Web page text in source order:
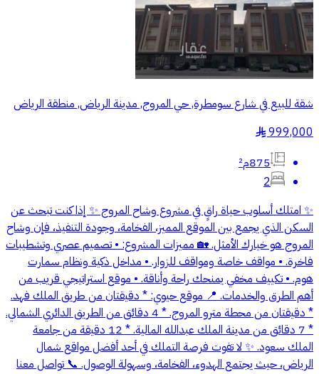
شقة للبيع في شارع سومطرة, حي المروج, مدينة الرياض, منطقة الرياض
999,000
§
875م²
2
✨ امتلك أسلوب حياة راقٍ في مشروع وشاح المروج ✨ إذا كنت تبحث عن
السكن الذي يجمع بين الموقع المميز، الفخامة، وجودة التنفيذ، فإن وشاح
المروج هو خيارك الأمثل. 🏡 مميزات المشروع: • تصميم عصري وتشطيبات
فاخرة. • مواقف خاصة ومواقف للزوار. • مداخل ذكية ونظام سمارت
هوم. • تكييف مخفي يمنحك راحة وأناقة. • موقع استراتيجي قريب من
أهم الطرق والخدمات. 📍 موقع حيوي: * دقيقتان من طريق الملك فهد.
* دقيقتان من محطة مترو المروج. * 4 دقائق من الطريق الدائري الشمالي.
* 7 دقائق من مدينة الملك عبدالله المالية. * 12 دقيقة من جامعة
الملك سعود. ✨ لا تفوت فرصة التملك في أحد أفضل مواقع شمال
الرياض، حيث يجتمع الهدوء، الفخامة، وسهولة الوصول. 📞 تواصل معنا